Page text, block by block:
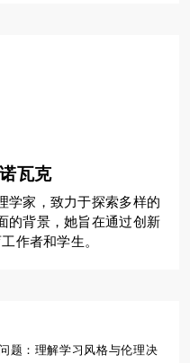
瓦克
学家，致力于探索多样的
的背景，她旨在通过创新
作者和学生。
题：理解学习风格与伦理决